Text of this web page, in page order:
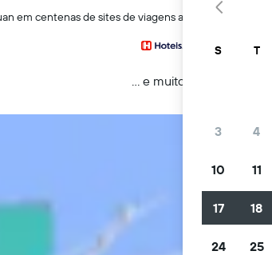
em centenas de sites de viagens ao mesmo tempo
... e muito mais
S T
3 4
10 11
17 18
24 25